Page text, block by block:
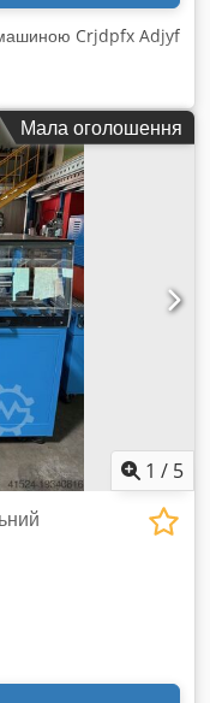
Crjdpfx Adjyf
Мала оголошення
1 / 5